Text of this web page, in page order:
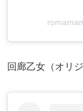
回廊乙女（オリ